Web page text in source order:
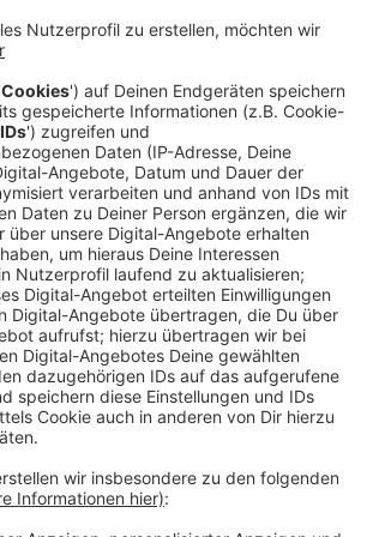
war gegen 07:00 Uhr ein Mann
Auto auf der Werdener Straße
Werden fahrend wollte der 33-
Straße abbiegen. Dabei kam
Velberter mit seinem Wagen
Autos krachten zusammen. Der 27-
schwer verletzt. Der
gab an, kein entgegenkommendes
haben.